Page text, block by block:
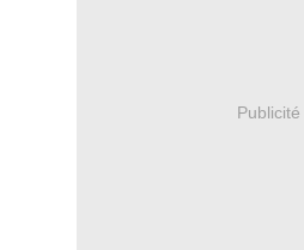
Publicité